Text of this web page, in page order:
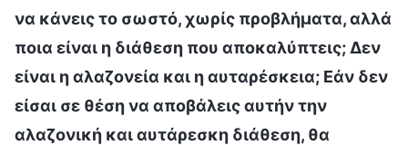
να κάνεις το σωστό, χωρίς προβλήματα, αλλά
ποια είναι η διάθεση που αποκαλύπτεις; Δεν
είναι η αλαζονεία και η αυταρέσκεια; Εάν δεν
είσαι σε θέση να αποβάλεις αυτήν την
αλαζονική και αυτάρεσκη διάθεση, θα